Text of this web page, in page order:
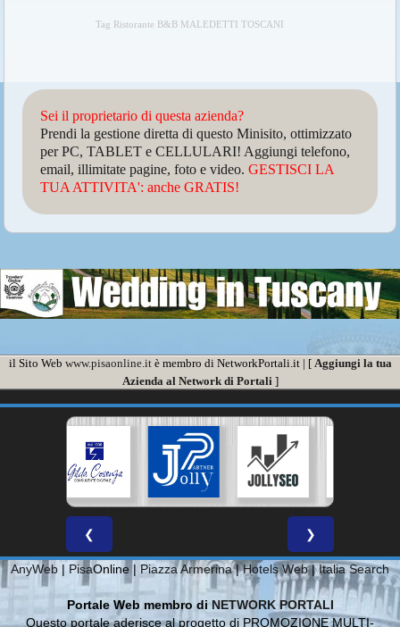
Tag Ristorante B&B MALEDETTI TOSCANI
Sei il proprietario di questa azienda?
Prendi la gestione diretta di questo Minisito, ottimizzato
per PC, TABLET e CELLULARI! Aggiungi telefono,
email, illimitate pagine, foto e video.GESTISCI LA
TUA ATTIVITA': anche GRATIS!
il Sito Web www.pisaonline.itè membro di NetworkPortali.it | [ Aggiungi la tua
Azienda al Network di Portali ]
❮ ❯
AnyWeb | PisaOnline |Piazza Armerina|Hotels Web|Italia Search
Portale Web membro di NETWORK PORTALI
Questo portale aderisce al progetto di PROMOZIONE MULTI-